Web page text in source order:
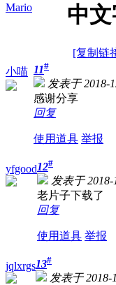
Mario
中
[复制链
小喵 11#
发表于 2018-
感谢分享
回复
使用道具 举报
yfgood12#
发表于 2018-
老片子下载了
回复
使用道具 举报
jqlxrgs13#
发表于 2018-